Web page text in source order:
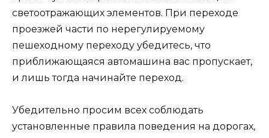
светоотражающих элементов. При переходе
проезжей части по нерегулируемому
пешеходному переходу убедитесь, что
приближающаяся автомашина вас пропускает,
и лишь тогда начинайте переход.
Убедительно просим всех соблюдать
установленные правила поведения на дорогах,